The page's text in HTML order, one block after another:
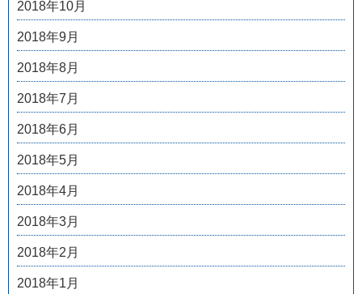
2018年10月
2018年9月
2018年8月
2018年7月
2018年6月
2018年5月
2018年4月
2018年3月
2018年2月
2018年1月